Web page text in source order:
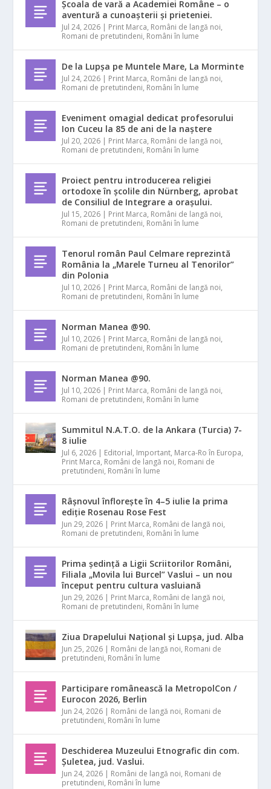
Școala de vară a Academiei Române – o
aventură a cunoașterii și prieteniei.
Jul 24, 2026 | Print Marca, Români de langă noi,
Romani de pretutindeni, Români în lume
De la Lupșa pe Muntele Mare, La Morminte
Jul 24, 2026 | Print Marca, Români de langă noi,
Romani de pretutindeni, Români în lume
Eveniment omagial dedicat profesorului
Ion Cuceu la 85 de ani de la naștere
Jul 20, 2026 | Print Marca, Români de langă noi,
Romani de pretutindeni, Români în lume
Proiect pentru introducerea religiei
ortodoxe în școlile din Nürnberg, aprobat
de Consiliul de Integrare a orașului.
Jul 15, 2026 | Print Marca, Români de langă noi,
Romani de pretutindeni, Români în lume
Tenorul român Paul Celmare reprezintă
România la „Marele Turneu al Tenorilor”
din Polonia
Jul 10, 2026 | Print Marca, Români de langă noi,
Romani de pretutindeni, Români în lume
Norman Manea @90.
Jul 10, 2026 | Print Marca, Români de langă noi,
Romani de pretutindeni, Români în lume
Norman Manea @90.
Jul 10, 2026 | Print Marca, Români de langă noi,
Romani de pretutindeni, Români în lume
Summitul N.A.T.O. de la Ankara (Turcia) 7-
8 iulie
Jul 6, 2026 | Editorial, Important, Marca-Ro în Europa,
Print Marca, Români de langă noi, Romani de
pretutindeni, Români în lume
Râșnovul înflorește în 4–5 iulie la prima
ediție Rosenau Rose Fest
Jun 29, 2026 | Print Marca, Români de langă noi,
Romani de pretutindeni, Români în lume
Prima ședință a Ligii Scriitorilor Români,
Filiala „Movila lui Burcel” Vaslui – un nou
început pentru cultura vasluiană
Jun 29, 2026 | Print Marca, Români de langă noi,
Romani de pretutindeni, Români în lume
Ziua Drapelului Național și Lupșa, jud. Alba
Jun 25, 2026 | Români de langă noi, Romani de
pretutindeni, Români în lume
Participare românească la MetropolCon /
Eurocon 2026, Berlin
Jun 24, 2026 | Români de langă noi, Romani de
pretutindeni, Români în lume
Deschiderea Muzeului Etnografic din com.
Șuletea, jud. Vaslui.
Jun 24, 2026 | Români de langă noi, Romani de
pretutindeni, Români în lume